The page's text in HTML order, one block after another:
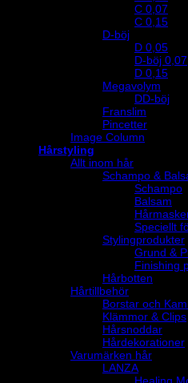
C 0,07
C 0,15
D-böj
D 0,05
D-böj 0,07
D 0,15
Megavolym
DD-böj
Franslim
Pincetter
Image Column
Hårstyling
Allt inom hår
Schampo &
Schampo
Balsam
Speciellt
Stylingprodukter
Grund &
Finishing
Hårbotten
Hårtillbehör
Borstar och
Klämmor & Clips
Hårsnoddar
Hårdekorationer
Varumärken hår
LANZA